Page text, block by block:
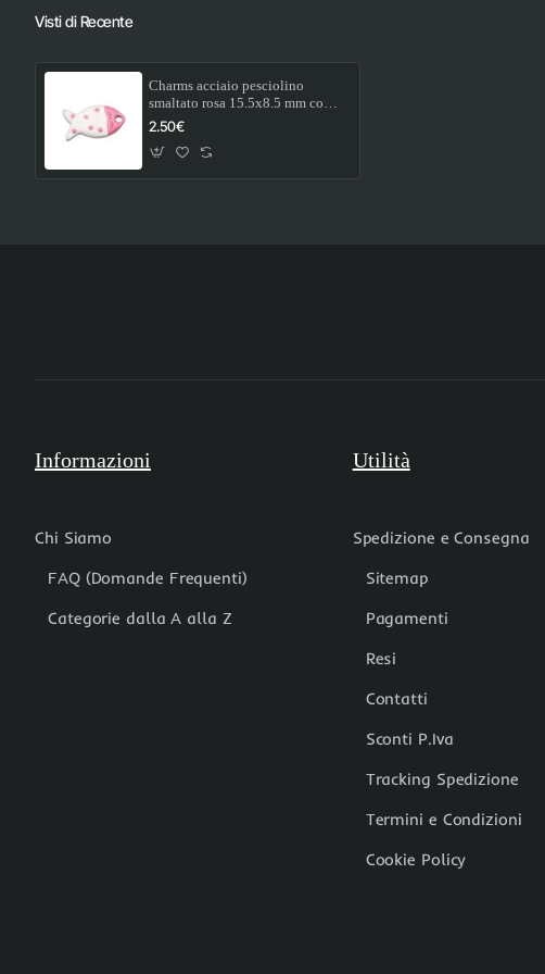
Visti di Recente
Charms acciaio pesciolino
smaltato rosa 15.5x8.5 mm conf.
2 pz
2.50€
Informazioni
Chi Siamo
FAQ (Domande Frequenti)
Categorie dalla A alla Z
Utilità
Spedizione e Consegna
Sitemap
Pagamenti
Resi
Contatti
Sconti P.Iva
Tracking Spedizione
Termini e Condizioni
Cookie Policy